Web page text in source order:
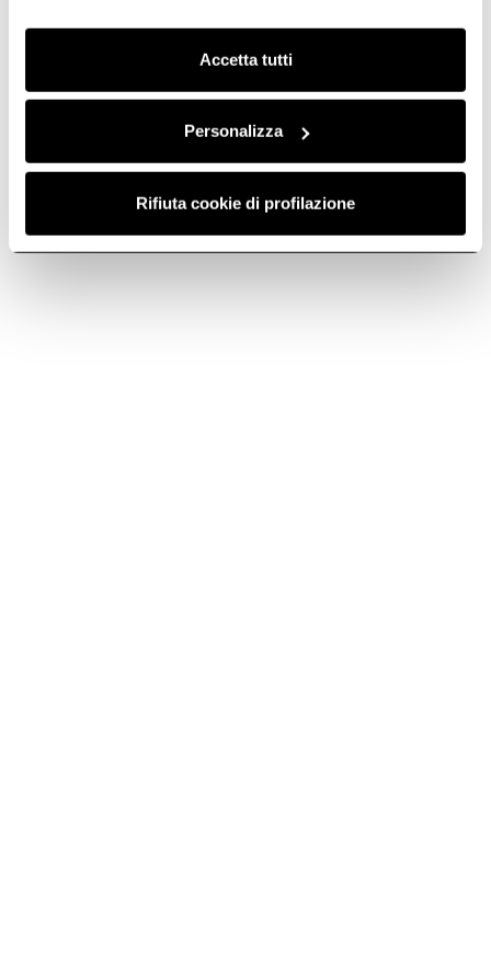
Clicca quiper visualizzare la cookie policy.
Accetta tutti
Personalizza
Rifiuta cookie di profilazione